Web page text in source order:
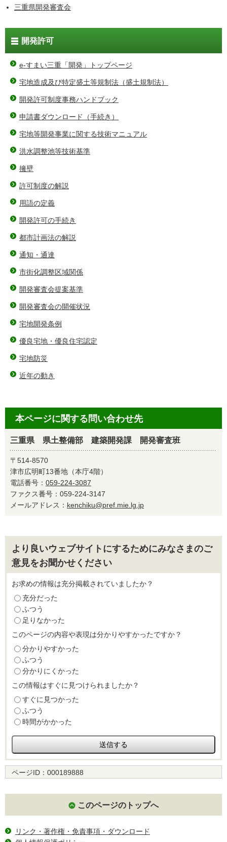
三重県開発審査会
開発許可
e-すまい三重「開発」トップページ
宅地造成及び特定盛土等規制法（盛土規制法）
開発許可制度事務ハンドブック
申請書ダウンロード（手続き）
宅地等開発事業に関する技術マニュアル
洪水調整池等技術基準
擁壁
許可制度の解説
用語の定義
開発許可の手続き
都市計画法の解説
通知・通達
市街化調整区域関係
開発審査会提案基準
開発審査会の開催状況
宅地開発条例
優良宅地・優良住宅認定
宅地防災
近年の動き
本ページに関する問い合わせ先
三重県 県土整備部 建築開発課 開発審査班
〒514-8570
津市広明町13番地（本庁4階）
電話番号： 059-224-3087
ファクス番号：059-224-3147
メールアドレス： kenchiku@pref.mie.lg.jp
より良いウェブサイトにするためにみなさまのご
意見をお聞かせください
お求めの情報は充分掲載されていましたか？
充分だった
ふつう
足りなかった
このページの内容や表現は分かりやすかったですか？
分かりやすかった
ふつう
分かりにくかった
この情報はすぐに見つけられましたか？
すぐに見つかった
ふつう
時間がかかった
ページID： 000189888
このページのトップへ
リンク・著作権・免責事項・ダウンロード